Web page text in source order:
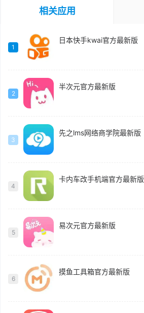
相关应用
1
日本快手kwai官方最新版
2
半次元官方最新版
3
先之lms网络商学院最新版
4
卡内车改手机端官方最新版
5
易次元官方最新版
6
摸鱼工具箱官方最新版